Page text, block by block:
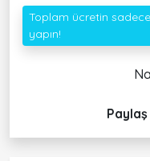
Toplam ücretin
yapın!
Paylaş